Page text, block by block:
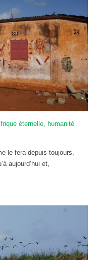
éternelle, humanité
le fera depuis toujours,
aujourd’hui et,